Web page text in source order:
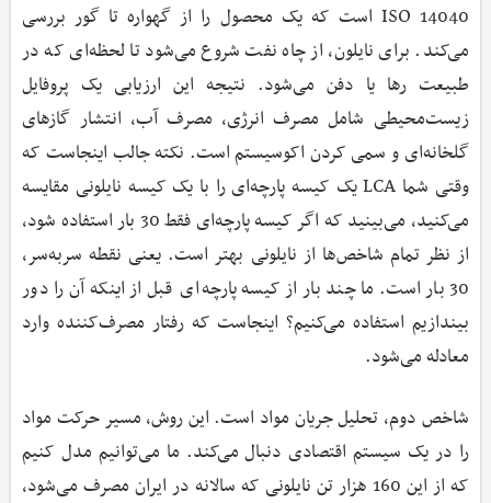
ISO 14040 است که یک محصول را از گهواره تا گور بررسی
می‌کند. برای نایلون، از چاه نفت شروع می‌شود تا لحظه‌ای که در
طبیعت رها یا دفن می‌شود. نتیجه این ارزیابی یک پروفایل
زیست‌محیطی شامل مصرف انرژی، مصرف آب، انتشار گازهای
گلخانه‌ای و سمی کردن اکوسیستم است. نکته جالب اینجاست که
وقتی شما LCA یک کیسه پارچه‌ای را با یک کیسه نایلونی مقایسه
می‌کنید، می‌بینید که اگر کیسه پارچه‌ای فقط 30 بار استفاده شود،
از نظر تمام شاخص‌ها از نایلونی بهتر است. یعنی نقطه سربه‌سر،
30 بار است. ما چند بار از کیسه پارچه‌ای قبل از اینکه آن را دور
بیندازیم استفاده می‌کنیم؟ اینجاست که رفتار مصرف‌کننده وارد
معادله می‌شود.
شاخص دوم، تحلیل جریان مواد است. این روش، مسیر حرکت مواد
را در یک سیستم اقتصادی دنبال می‌کند. ما می‌توانیم مدل کنیم
که از این 160 هزار تن نایلونی که سالانه در ایران مصرف می‌شود،